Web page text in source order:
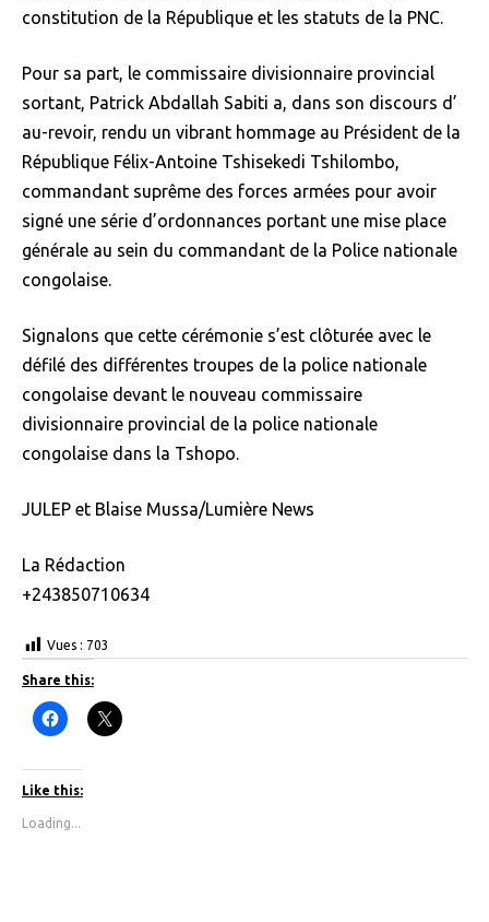
constitution de la République et les statuts de la PNC.
Pour sa part, le commissaire divisionnaire provincial
sortant, Patrick Abdallah Sabiti a, dans son discours d’
au-revoir, rendu un vibrant hommage au Président de la
République Félix-Antoine Tshisekedi Tshilombo,
commandant suprême des forces armées pour avoir
signé une série d’ordonnances portant une mise place
générale au sein du commandant de la Police nationale
congolaise.
Signalons que cette cérémonie s’est clôturée avec le
défilé des différentes troupes de la police nationale
congolaise devant le nouveau commissaire
divisionnaire provincial de la police nationale
congolaise dans la Tshopo.
JULEP et Blaise Mussa/Lumière News
La Rédaction
+243850710634
Vues : 703
Share this:
C
l
k
t
o
h
C
l
Like this:
Loading...